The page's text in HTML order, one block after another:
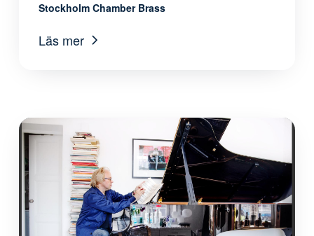
Stockholm Chamber Brass
Läs mer